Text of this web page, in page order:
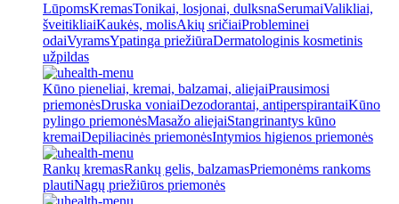
LūpomsKremasTonikai, losjonai, dulksnaSerumaiValikliai,
šveitikliaiKaukės, molisAkių sričiaiProbleminei
odaiVyramsYpatinga priežiūraDermatologinis kosmetinis
užpildas
Kūno pieneliai, kremai, balzamai, aliejaiPrausimosi
priemonėsDruska voniaiDezodorantai, antiperspirantaiKūno
pylingo priemonėsMasažo aliejaiStangrinantys kūno
kremaiDepiliacinės priemonėsIntymios higienos priemonės
Rankų kremasRankų gelis, balzamasPriemonėms rankoms
plautiNagų priežiūros priemonės